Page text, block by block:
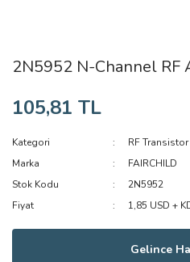
2N5952 N-Channel RF
105,81 TL
Kategori
RF Transistor
Marka
FAIRCHILD
Stok Kodu
2N5952
Fiyat
1,85 USD +
Gelince